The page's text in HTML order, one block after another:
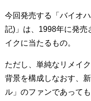
今回発売する「バイオ
記)」は、1998年に発売
イクに当たるもの。
ただし、単純なリメイ
背景を構成しなおす、
ル」のファンであって